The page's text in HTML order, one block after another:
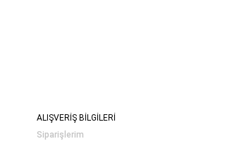
ALIŞVERİŞ BİLGİLERİ
Siparişlerim